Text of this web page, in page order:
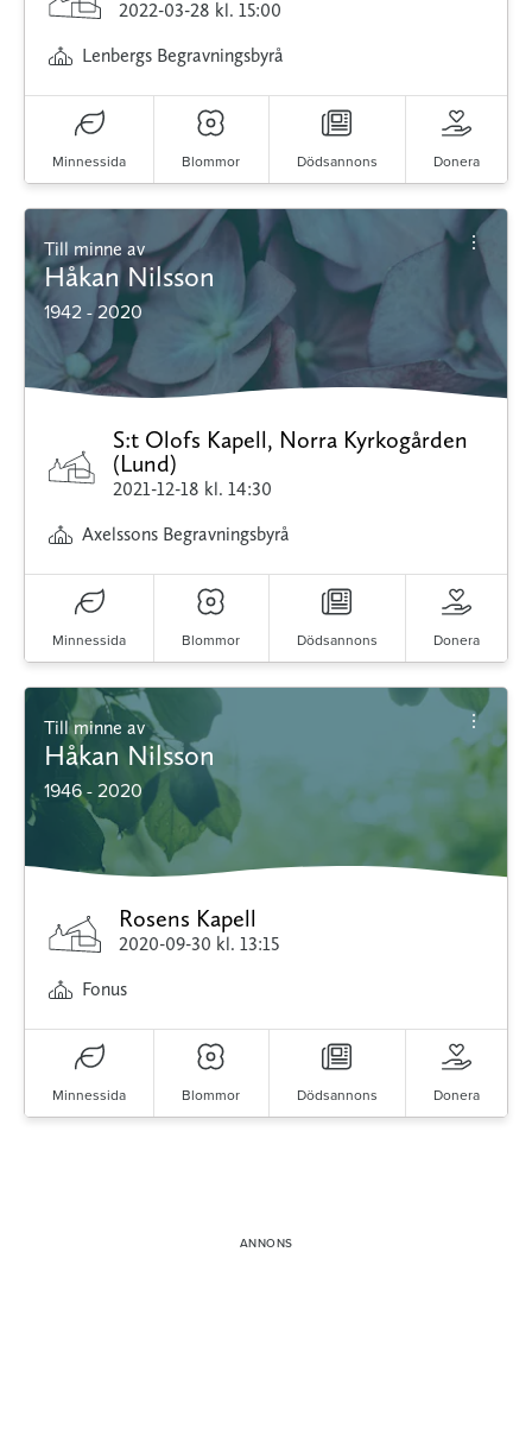
2022-03-28 kl. 15:00
Lenbergs Begravningsbyrå
Minnessida Blommor Dödsannons Donera
Till minne av
Håkan Nilsson
1942 - 2020
S:t Olofs Kapell, Norra Kyrkogården
(Lund)
2021-12-18 kl. 14:30
Axelssons Begravningsbyrå
Minnessida Blommor Dödsannons Donera
Till minne av
Håkan Nilsson
1946 - 2020
Rosens Kapell
2020-09-30 kl. 13:15
Fonus
Minnessida Blommor Dödsannons Donera